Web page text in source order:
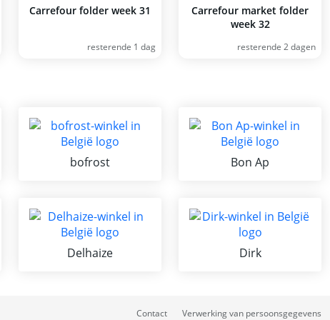
Carrefour folder week 31
resterende 1 dag
Carrefour market folder
week 32
resterende 2 dagen
bofrost Bon Ap
Delhaize Dirk
Contact Verwerking van persoonsgegevens